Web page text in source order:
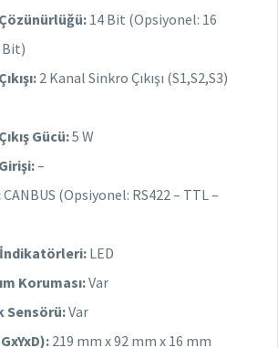
14 Bit (Opsiyonel: 16
Bit)
2 Kanal Sinkro Çıkışı (S1,S2,S3)
Gücü:5 W
–
CANBUS (Opsiyonel: RS422 – TTL –
LED
Koruması:Var
Sensörü:Var
219 mm x 92 mm x 16 mm